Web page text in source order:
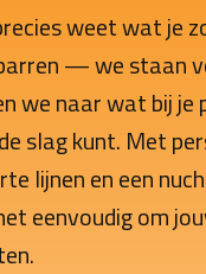
weet wat je
— we staan
we naar wat bij je
slag kunt. Met
lijnen en een
eenvoudig om